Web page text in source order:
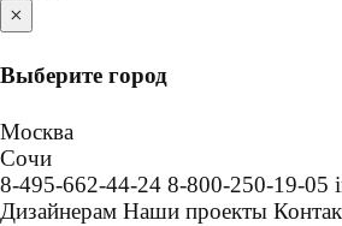
×
Выберите город
Москва
Сочи
8-495-662-44-24 8-800-250-19-05
Дизайнерам Наши проекты